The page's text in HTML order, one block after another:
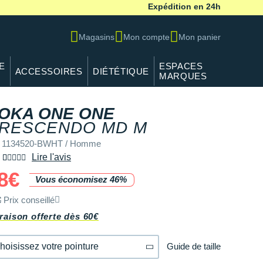
Expédition en 24h
Magasins Mon compte Mon panier
ACCESSOIRES DIÉTÉTIQUE
ESPACES
MARQUES
ONE ONE
MD MREF 1134520-
1134520-BWHT / Homme
Lire l'avis
Vous économisez 46%
Prix conseillé
offerte dès 60€
votre pointure Guide de taille